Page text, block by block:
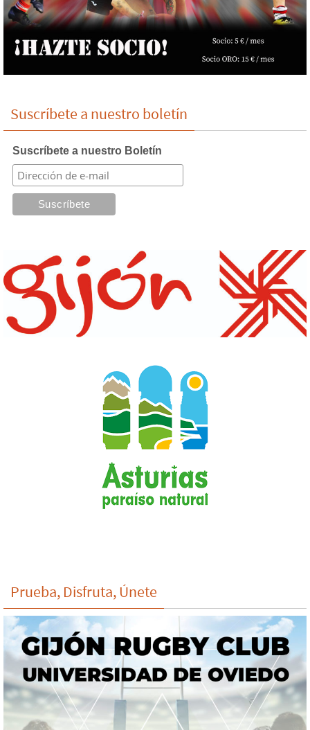
Suscríbete a nuestro boletín
Suscríbete a nuestro Boletín
Prueba, Disfruta, Únete